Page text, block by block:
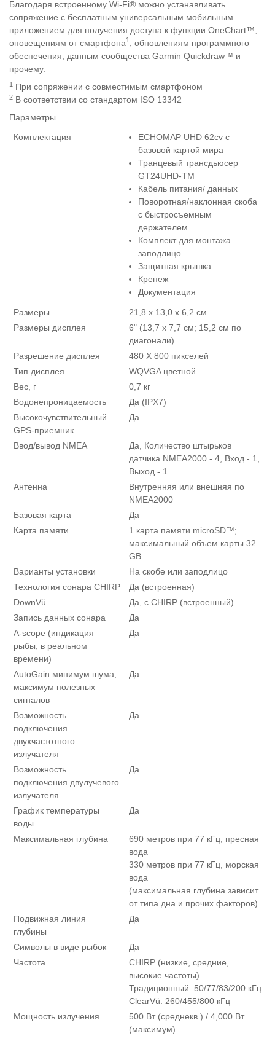
Благодаря встроенному Wi-Fi® можно устанавливать
сопряжение с бесплатным универсальным мобильным
приложением для получения доступа к функции OneChart™,
оповещениям от смартфона1
, обновлениям программного
обеспечения, данным сообщества Garmin Quickdraw™ и
прочему.
1 При сопряжении с совместимым смартфоном
2 В соответствии со стандартом ISO 13342
Параметры
Комплектация
ECHOMAP UHD 62cv с
базовой картой мира
Транцевый трансдьюсер
GT24UHD-TM
Кабель питания/ данных
Поворотная/наклонная скоба
с быстросъемным
держателем
Комплект для монтажа
заподлицо
Защитная крышка
Крепеж
Документация
Размеры
21,8 x 13,0 x 6,2 см
Размеры дисплея
6" (13,7 х 7,7 см; 15,2 см по
диагонали)
Разрешение дисплея
480 X 800 пикселей
Тип дисплея
WQVGA цветной
Вес, г
0,7 кг
Водонепроницаемость
Да (IPX7)
Высокочувствительный
GPS-приемник
Да
Ввод/вывод NMEA
Да, Количество штырьков
датчика NMEA2000 - 4, Вход - 1,
Выход - 1
Антенна
Внутренняя или внешняя по
NMEA2000
Базовая карта
Да
Карта памяти
1 карта памяти microSD™;
максимальный объем карты 32
GB
Варианты установки
На скобе или заподлицо
Технология сонара CHIRP
Да (встроенная)
DownVü
Да, с CHIRP (встроенный)
Запись данных сонара
Да
A-scope (индикация
рыбы, в реальном
времени)
Да
AutoGain минимум шума,
максимум полезных
сигналов
Да
Возможность
подключения
двухчастотного
излучателя
Да
Возможность
подключения двулучевого
излучателя
Да
График температуры
воды
Да
Максимальная глубина
690 метров при 77 кГц, пресная
вода
330 метров при 77 кГц, морская
вода
(максимальная глубина зависит
от типа дна и прочих факторов)
Подвижная линия
глубины
Да
Символы в виде рыбок
Да
Частота
CHIRP (низкие, средние,
высокие частоты)
Традиционный: 50/77/83/200 кГц
ClearVü: 260/455/800 кГц
Мощность излучения
500 Вт (среднекв.) / 4,000 Вт
(максимум)